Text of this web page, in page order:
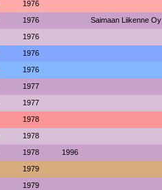
1976
1976 Saimaan Liikenne Oy
1976
1976
1976
1977
1977
1978
1978
1978 1996
1979
1979